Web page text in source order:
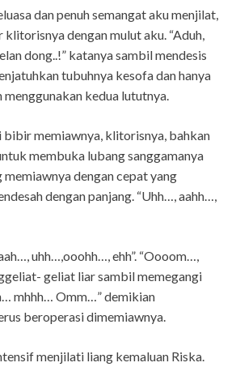
dan penuh semangat aku menjilat,
dengan mulut aku. “Aduh,
dong..!” katanya sambil mendesis
tubuhnya kesofa dan hanya
kedua lututnya.
bibir memiawnya, klitorisnya, bahkan
membuka lubang sanggamanya
dengan cepat yang
dengan panjang. “Uhh…, aahh…,
uhh…,ooohh…, ehh”. “Oooom…,
geliat liar sambil memegangi
mhhh… Omm…” demikian
beroperasi dimemiawnya.
menjilati liang kemaluan Riska.